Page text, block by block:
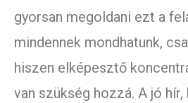
gyorsan megoldani ezt a
mindennek mondhatunk,
hiszen elképesztő
van szükség hozzá. A jó